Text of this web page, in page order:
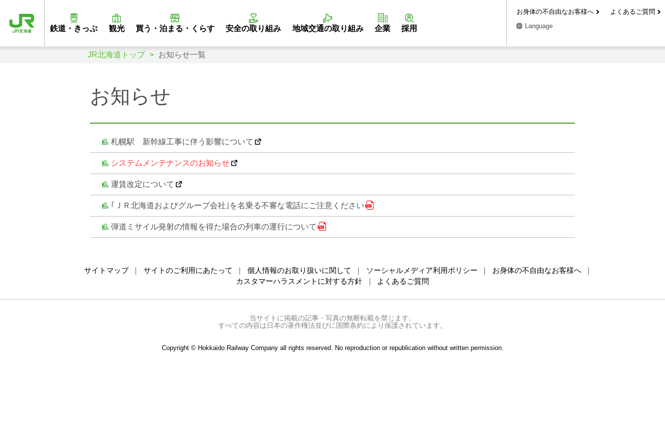
鉄道・きっぷ 観光 買う・泊まる・くらす 安全の取り組み 地域交通の取り組み 企業 採用
お身体の不自由なお客様へ
よくあるご質問
Language
JR北海道トップ お知らせ一覧
お知らせ
札幌駅 新幹線工事に伴う影響について
システムメンテナンスのお知らせ
運賃改定について
｢ＪＲ北海道およびグループ会社｣を名乗る不審な電話にご注意ください
弾道ミサイル発射の情報を得た場合の列車の運行について
サイトマップ サイトのご利用にあたって 個人情報のお取り扱いに関して ソーシャルメディア利用ポリシー
お身体の不自由なお客様へ
カスタマーハラスメントに対する方針
よくあるご質問
当サイトに掲載の記事・写真の無断転載を禁じます。
すべての内容は日本の著作権法並びに国際条約により保護されています。
Copyright © Hokkaido Railway Company all rights reserved. No reproduction or republication without written permission.